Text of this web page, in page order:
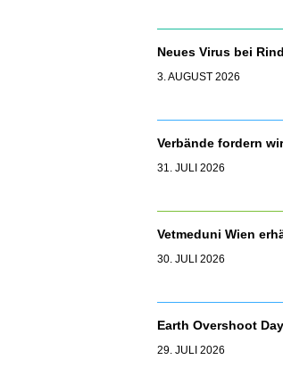
Neues Virus bei
3. AUGUST 2026
Verbände fordern
31. JULI 2026
Vetmeduni Wien
30. JULI 2026
Earth Overshoot
29. JULI 2026